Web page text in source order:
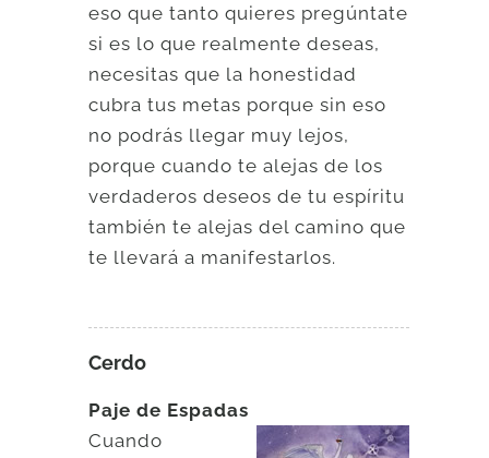
eso que tanto quieres pregúntate
si es lo que realmente deseas,
necesitas que la honestidad
cubra tus metas porque sin eso
no podrás llegar muy lejos,
porque cuando te alejas de los
verdaderos deseos de tu espíritu
también te alejas del camino que
te llevará a manifestarlos.
Cerdo
Paje de Espadas
Cuando